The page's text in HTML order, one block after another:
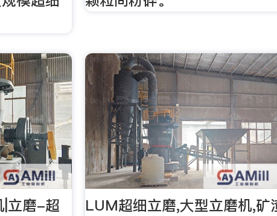
|立磨-超
LUM超细立磨,大型立磨机,矿